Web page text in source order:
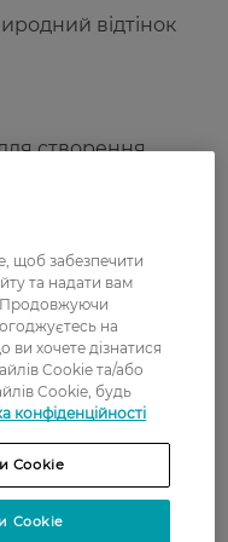
відтінок
створення
щоб забезпечити
та надати вам
Продовжуючи
на
хочете дізнатися
Cookie та/або
Cookie, будь
конфіденційності
Cookie
Cookie